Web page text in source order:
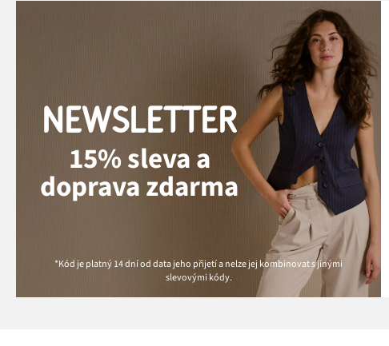
NEWSLETTER
15% sleva a
doprava zdarma
*Kód je platný 14 dní od data jeho přijetí a nelze jej kombinovat s jinými
slevovými kódy.